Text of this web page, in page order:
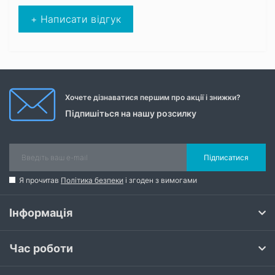
+ Написати відгук
Хочете дізнаватися першим про акції і знижки?
Підпишіться на нашу розсилку
Підписатися
Я прочитав Політика безпеки і згоден з вимогами
Інформація
Час роботи